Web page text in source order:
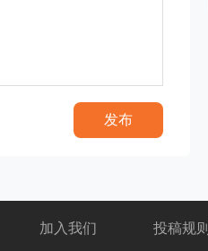
发布
加入我们 投稿规则